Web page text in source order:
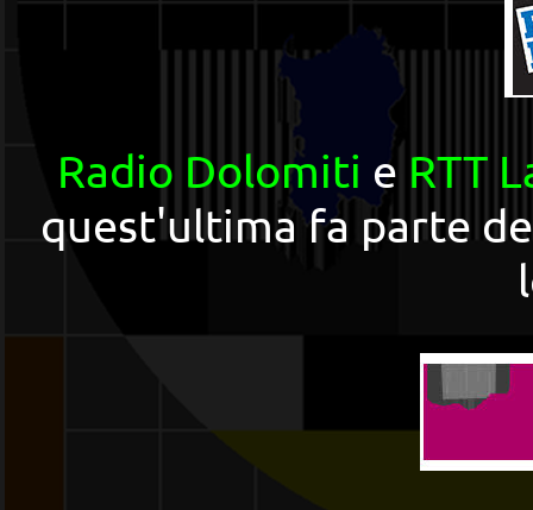
Radio Dolomiti e RTT
quest'ultima fa parte